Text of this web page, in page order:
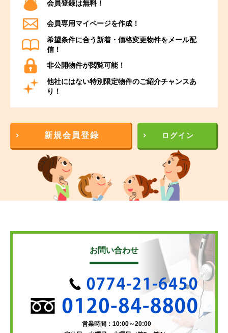
会員登録は無料！
会員専用マイページを作成！
希望条件に合う新着・価格変更物件をメール配
信！
非公開物件が閲覧可能！
他社にはない特別限定物件のご紹介チャンスあ
り！
新規会員登録 ログイン
お問い合わせ
営業時間：10:00～20:00